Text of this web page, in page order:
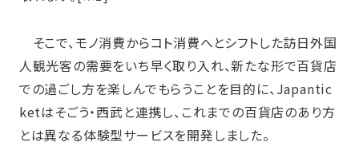
そこで、モノ消費からコト消費へとシフトした訪日外国
人観光客の需要をいち早く取り入れ、新たな形で百貨店
での過ごし方を楽しんでもらうことを目的に、Japantic
ketはそごう・西武と連携し、これまでの百貨店のあり方
とは異なる体験型サービスを開発しました。